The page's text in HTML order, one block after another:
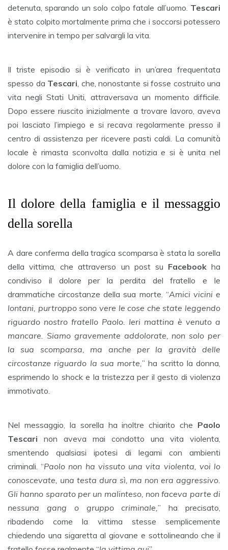
detenuta, sparando un solo colpo fatale all’uomo. Tescari
è stato colpito mortalmente prima che i soccorsi potessero
intervenire in tempo per salvargli la vita.
Il triste episodio si è verificato in un’area frequentata
spesso da Tescari, che, nonostante si fosse costruito una
vita negli Stati Uniti, attraversava un momento difficile.
Dopo essere riuscito inizialmente a trovare lavoro, aveva
poi lasciato l’impiego e si recava regolarmente presso il
centro di assistenza per ricevere pasti caldi. La comunità
locale è rimasta sconvolta dalla notizia e si è unita nel
dolore con la famiglia dell’uomo.
Il dolore della famiglia e il messaggio
della sorella
A dare conferma della tragica scomparsa è stata la sorella
della vittima, che attraverso un post su Facebookha
condiviso il dolore per la perdita del fratello e le
drammatiche circostanze della sua morte. “Amici vicini e
lontani, purtroppo sono vere le cose che state leggendo
riguardo nostro fratello Paolo. Ieri mattina è venuto a
mancare. Siamo gravemente addolorate, non solo per
la sua scomparsa, ma anche per la gravità delle
circostanze riguardo la sua morte,” ha scritto la donna,
esprimendo lo shock e la tristezza per il gesto di violenza
immotivato.
Nel messaggio, la sorella ha inoltre chiarito che Paolo
Tescari non aveva mai condotto una vita violenta,
smentendo qualsiasi ipotesi di legami con ambienti
criminali. “Paolo non ha vissuto una vita violenta, voi lo
conoscevate, una testa dura sì, ma non era aggressivo.
Gli hanno sparato per un malinteso, non faceva parte di
nessuna gang o gruppo criminale,” ha precisato,
ribadendo come la vittima stesse semplicemente
chiedendo una sigaretta al giovane e sottolineando che il